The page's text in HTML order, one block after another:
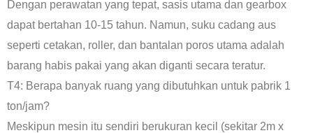
Dengan perawatan yang tepat, sasis utama dan gearbox
dapat bertahan 10-15 tahun. Namun, suku cadang aus
seperti cetakan, roller, dan bantalan poros utama adalah
barang habis pakai yang akan diganti secara teratur.
T4: Berapa banyak ruang yang dibutuhkan untuk pabrik 1
ton/jam?
Meskipun mesin itu sendiri berukuran kecil (sekitar 2m x